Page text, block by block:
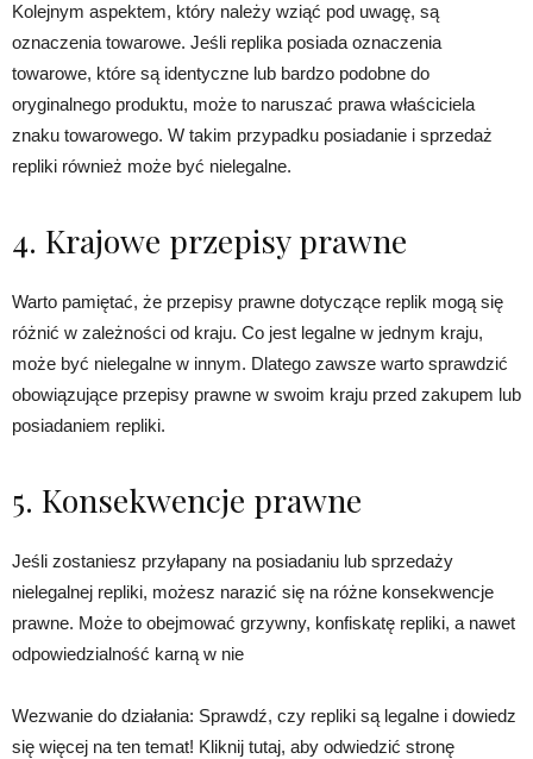
Kolejnym aspektem, który należy wziąć pod uwagę, są
oznaczenia towarowe. Jeśli replika posiada oznaczenia
towarowe, które są identyczne lub bardzo podobne do
oryginalnego produktu, może to naruszać prawa właściciela
znaku towarowego. W takim przypadku posiadanie i sprzedaż
repliki również może być nielegalne.
4. Krajowe przepisy prawne
Warto pamiętać, że przepisy prawne dotyczące replik mogą się
różnić w zależności od kraju. Co jest legalne w jednym kraju,
może być nielegalne w innym. Dlatego zawsze warto sprawdzić
obowiązujące przepisy prawne w swoim kraju przed zakupem lub
posiadaniem repliki.
5. Konsekwencje prawne
Jeśli zostaniesz przyłapany na posiadaniu lub sprzedaży
nielegalnej repliki, możesz narazić się na różne konsekwencje
prawne. Może to obejmować grzywny, konfiskatę repliki, a nawet
odpowiedzialność karną w nie
Wezwanie do działania: Sprawdź, czy repliki są legalne i dowiedz
się więcej na ten temat! Kliknij tutaj, aby odwiedzić stronę